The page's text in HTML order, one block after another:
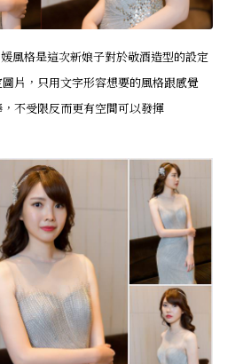
風格是這次新娘子對於敬酒造型的設定
片，只用文字形容想要的風格跟感覺
不受限反而更有空間可以發揮